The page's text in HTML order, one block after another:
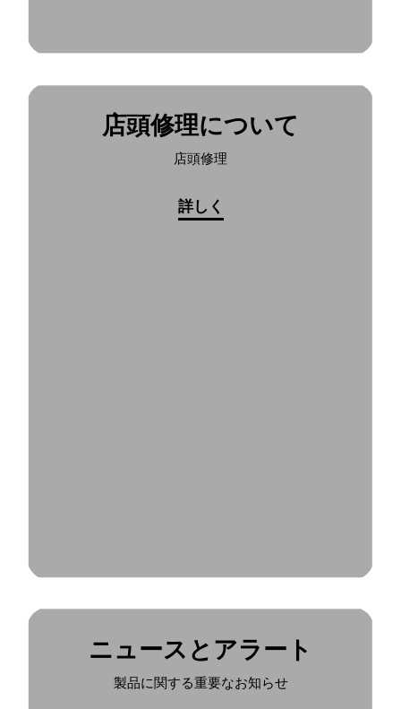
店頭修理について
店頭修理
詳しく
ニュースとアラート
製品に関する重要なお知らせ